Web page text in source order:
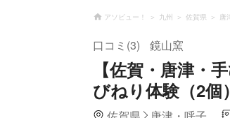
アソビュー！ 九州 佐賀県 唐
口コミ(3) 鏡山窯
【佐賀・唐津・
びねり体験（2個）